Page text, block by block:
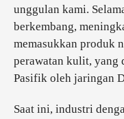
unggulan kami.
berkembang,
memasukkan produk
perawatan kulit, yang
Pasifik oleh jaringan
Saat ini, industri